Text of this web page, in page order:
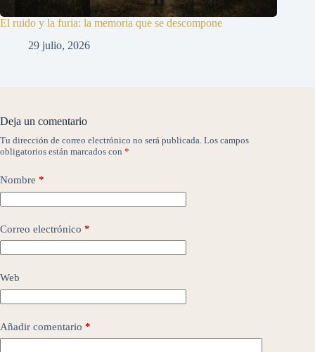
El ruido y la furia: la memoria que se descompone
29 julio, 2026
Deja un comentario
Tu dirección de correo electrónico no será publicada. Los campos
obligatorios están marcados con *
Nombre *
Correo electrónico *
Web
Añadir comentario *